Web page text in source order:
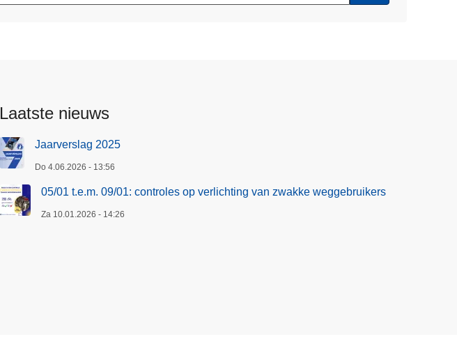
Laatste nieuws
Jaarverslag 2025
Do 4.06.2026 - 13:56
05/01 t.e.m. 09/01: controles op verlichting van zwakke weggebruikers
Za 10.01.2026 - 14:26